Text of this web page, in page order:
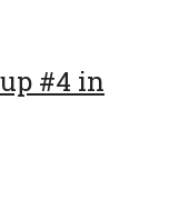
#4 in